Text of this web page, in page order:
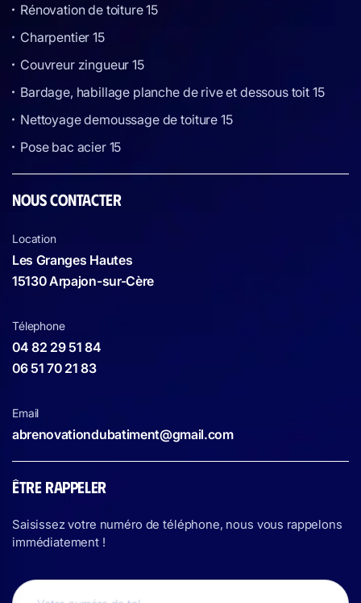
Rénovation de toiture 15
Charpentier 15
Couvreur zingueur 15
Bardage, habillage planche de rive et dessous toit 15
Nettoyage demoussage de toiture 15
Pose bac acier 15
NOUS CONTACTER
Location
Les Granges Hautes
15130 Arpajon-sur-Cère
Télephone
04 82 29 51 84
06 51 70 21 83
Email
abrenovationdubatiment@gmail.com
ÊTRE RAPPELER
Saisissez votre numéro de téléphone, nous vous rappelons
immédiatement !